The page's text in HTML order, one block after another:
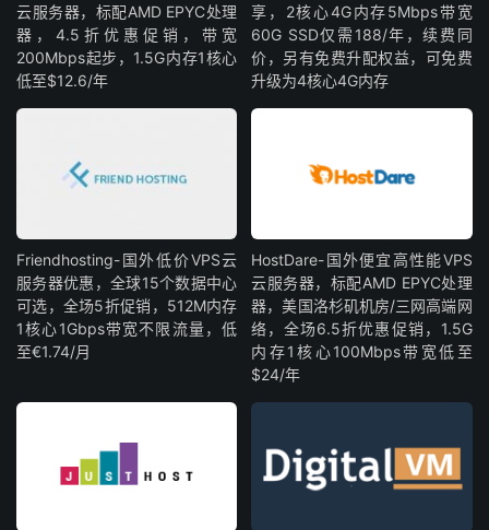
云服务器，标配AMD EPYC处理
器，4.5折优惠促销，带宽
200Mbps起步，1.5G内存1核心
低至$12.6/年
享，2核心4G内存5Mbps带宽
60G SSD仅需188/年，续费同
价，另有免费升配权益，可免费
升级为4核心4G内存
Friendhosting-国外低价VPS云
服务器优惠，全球15个数据中心
可选，全场5折促销，512M内存
1核心1Gbps带宽不限流量，低
至€1.74/月
HostDare-国外便宜高性能VPS
云服务器，标配AMD EPYC处理
器，美国洛杉矶机房/三网高端网
络，全场6.5折优惠促销，1.5G
内存1核心100Mbps带宽低至
$24/年